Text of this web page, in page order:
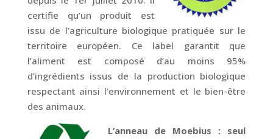
certifie qu’un produit est
issu de l’agriculture biologique pratiquée sur le
territoire européen. Ce label garantit que
l’aliment est composé d’au moins 95%
d’ingrédients issus de la production biologique
respectant ainsi l’environnement et le bien-être
des animaux.
L’anneau de Moebius : seul